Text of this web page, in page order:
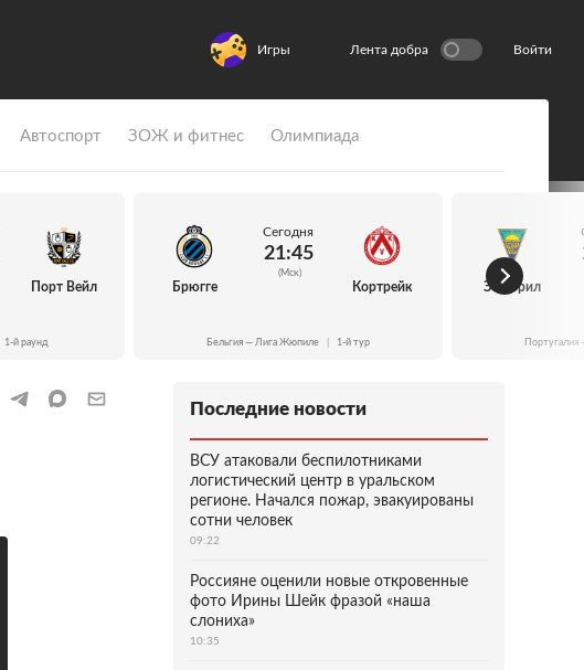
Игры Лента добра Войти
Автоспорт ЗОЖ и фитнес Олимпиада
Порт Вейл
1-й раунд
Брюгге
Сегодня
21:45
(Мск)
Кортрейк
Бельгия — Лига Жюпиле 1-й тур
Эшторил
Последние новости
ВСУ атаковали беспилотниками
логистический центр в уральском
регионе. Начался пожар, эвакуированы
сотни человек
09:22
Россияне оценили новые откровенные
фото Ирины Шейк фразой «наша
слониха»
10:35